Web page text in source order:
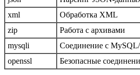
xml
Обработка XML
zip
Работа с архивами
mysqli
Соединение с
openssl
Безопасные